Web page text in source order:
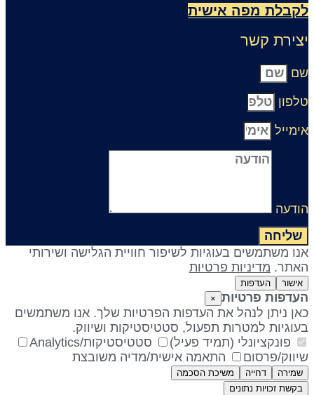
מפה אישית
קשר
שליחה
משתמשים בעוגיות לשיפור חוויית הגלישה ושירותי
מדיניות פרטיות
אישור העדפות
פרטיות ×
ניתן לנהל את העדפות הפרטיות שלך. אנו משתמשים
למטרות תפעול, סטטיסטיקות ושיווק.
פונקציונלי (תמיד פעיל)
סטטיסטיקות/Analytics
פרסום
התאמה אישית/מדיה משובצת
שמירה דחייה
משיכת הסכמה
בקשת זכויות נתונים